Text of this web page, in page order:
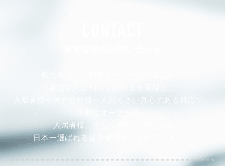
入居者様や仲介会社様へ人間くさい真心のある対応で、
入居者様、そして仲介会社様から
日本一選ばれる賃貸管理会社を目指します。